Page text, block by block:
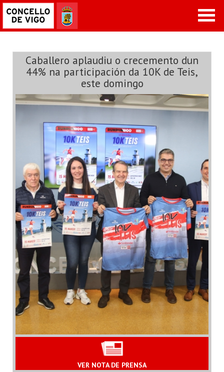
Caballero aplaudiu o crecemento dun
44% na participación da 10K de Teis,
este domingo
VER NOTA DE PRENSA